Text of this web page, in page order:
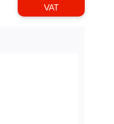
VAT